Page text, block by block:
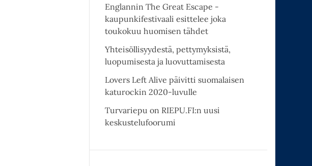
Englannin The Great Escape -
kaupunkifestivaali esittelee joka
toukokuu huomisen tähdet
Yhteisöllisyydestä, pettymyksistä,
luopumisesta ja luovuttamisesta
Lovers Left Alive päivitti suomalaisen
katurockin 2020-luvulle
Turvariepu on RIEPU.FI:n uusi
keskustelufoorumi